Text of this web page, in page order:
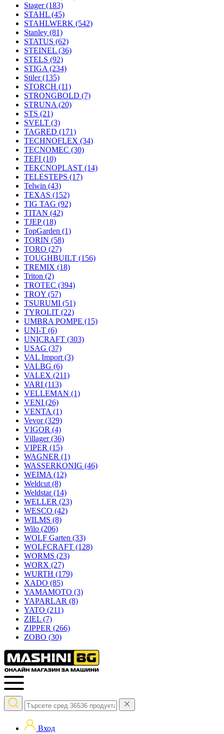
Stager(183)
STAHL (45)
STAHLWERK (542)
Stanley (81)
STATUS (62)
STEINEL (36)
STELS (92)
STIGA (234)
Stiler(135)
STORCH (11)
STRONGBOLD (7)
STRUNA (20)
STS (21)
SVELT (3)
TAGRED (171)
TECHNOFLEX (34)
TECNOMEC (30)
TEFI (10)
TEKCNOPLAST (14)
TELESTEPS (17)
Telwin (43)
TEXAS (152)
TIG TAG (92)
TITAN (42)
TJEP(18)
TopGarden (1)
TORIN (58)
TORO (27)
TOUGHBUILT (156)
TREMIX (18)
Triton (2)
TROTEC (394)
TROY (57)
TSURUMI (51)
TYROLIT (22)
UMBRA POMPE (15)
UNI-T (6)
UNICRAFT (303)
USAG (37)
VAL Import (3)
VALBG (6)
VALEX (211)
VARI (113)
VELLEMAN (1)
VENI (26)
VENTA (1)
Vevor(329)
VIGOR (4)
Villager(36)
VIPER (15)
WAGNER (1)
WASSERKONIG (46)
WEIMA (12)
Weldcut (8)
Weldstar(14)
WELLER (23)
WESCO (42)
WILMS (8)
Wilo (206)
WOLF Garten (33)
WOLFCRAFT (128)
WORMS (23)
WORX (27)
WURTH (179)
XADO (85)
YAMAMOTO (3)
YAPARLAR (8)
YATO (211)
ZIEL (7)
ZIPPER (266)
ZOBO (30)
Вход